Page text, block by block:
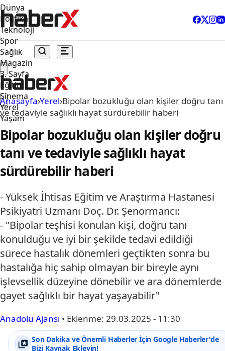
Dünya
Politika
Teknoloji
Spor
Sağlık
Magazin
3. Sayfa
Eğitim
Sinema
Yerel
Yaşam
Anasayfa›Yerel›Bipolar bozukluğu olan kişiler doğru tanı
ve tedaviyle sağlıklı hayat sürdürebilir haberi
Bipolar bozukluğu olan kişiler doğru
tanı ve tedaviyle sağlıklı hayat
sürdürebilir haberi
- Yüksek İhtisas Eğitim ve Araştırma Hastanesi
Psikiyatri Uzmanı Doç. Dr. Şenormancı:
- "Bipolar teşhisi konulan kişi, doğru tanı
konulduğu ve iyi bir şekilde tedavi edildiği
sürece hastalık dönemleri geçtikten sonra bu
hastalığa hiç sahip olmayan bir bireyle aynı
işlevsellik düzeyine dönebilir ve ara dönemlerde
gayet sağlıklı bir hayat yaşayabilir"
Anadolu Ajansı • Eklenme: 29.03.2025 - 11:30
Son Dakika ve Önemli Haberler İçin Google Haberler'de
Bizi Kaynak Ekleyin!